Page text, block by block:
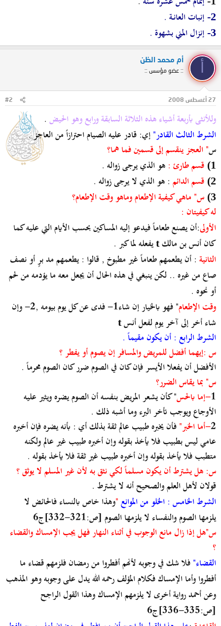
2- إنبات العانـة .
3- إنزال المني بشهوة .
أم محمد الظن
:: عضو مؤسس ::
27 أغسطس 2008 #2
وللأنثى بأربعة أشياء هذه الثلاثة السابقة ورابع وهو الحيض .
الشرط الثالث القادر"إي: قادر عليه الصيام احترازاً من العاجز .
س" العجز ينقسم إلى قسمين فما هما؟
1) قسم طارئ : هو الذي يرجى زواله .
2) قسم الدائم : هو الذي لا يرجى زواله .
3) س" ماهي كيفية الإطعام وماهو وقت الإطعام؟
له كيفيتان :
الأولى:أن يصنع طعاماً فيدعو إليه المساكين بحسب الأيام التي عليه كما
كان أنس بن مالكt يفعله لما كبر .
الثانية : أن يطعمهم طعاماً غير مطبوخ , قالوا : يطعمهم مد برٍ أو نصف
صاع من غيره .. لكن ينبغي في هذه الحال أن يجعل معه ما يؤدمه من لحم
أو نحوه .
وقت الإطعام
" فهو بالخيار إن شاء1- فدى عن كل يوم بيومه ,2- وإن
شاء أخر إلى آخر يوم لفعل أنسt
الشرط الرابع : أن يكون مقيماً .
س :إيهما أفضل للمريض والمسافر إن يصوم أو يفطر ؟
الأفضل أن يفعلا الأيسر فإن كان في الصوم ضرر كان الصوم محرماً .
س" بما يقاس الضرر؟
1-إما بالحس" كأن يشعر المريض بنفسه أن الصوم يضره ويثير عليه
الأوجاع ويوجب تأخر البرء وما أشبه ذلك .
2-أما الخبر"فأن يخبره طبيب عالم ثقة بذلك أي : بأنه يضره فإن أخبره
عامي ليس بطبيب فلا يأخذ بقوله وإن أخبره طبيب غير عالم ولكنه
متطبب فلا يأخذ بقوله وإن أخبره طبيب غير ثقة فلا يأخذ بقوله .
س: هل يشترط أن يكون مسلماً لكي نثق به لأن غير المسلم لا يوثق ؟
قولان لأهل العلم والصحيح أنه لا يشترط .
الشرط الخامس : الخلو من الموانع"وهذا خاص بالنساء فالحائض لا
يلزمها الصوم والنفساء لا يلزمها الصوم [ص:321-332]ج6
س"هل إذا زال مانع الوجوب في أثناء النهار فهل يجب الإمساك والقضاء
؟
القضاء"فلا شك في وجوبه لأنهم أفطروا من رمضان فلزمهم قضاء ما
أفطروا وأما الإمساك فكلام المؤلف رحمه الله يدل على وجوبه وهو المذهب
وعن أحمد رواية أخرى لا يلزمهم الإمساك وهذا القول الراجح
[ص:335-336]ج6